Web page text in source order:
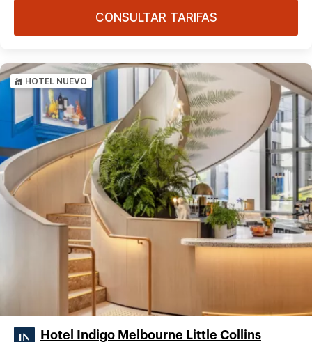
CONSULTAR TARIFAS
HOTEL NUEVO
Hotel Indigo Melbourne Little Collins